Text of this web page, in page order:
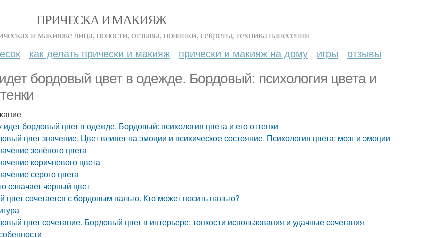
ПРИЧЕСКА И МАКИЯЖ
и макияже лица, новости, отзывы, новинки, секреты, техника нанесения
как делать прически и макияж прически и макияж на дому игры отзывы
бордовый цвет в одежде. Бордовый: психология цвета и
идет бордовый цвет в одежде. Бордовый: психология цвета и его оттенки
цвет значение. Цвет влияет на эмоции и психическое состояние. Психология цвета: мозг и эмоции
зелёного цвета
коричневого цвета
серого цвета
означает чёрный цвет
цвет сочетается с бордовым пальто. Кто может носить пальто?
цвет сочетание. Бордовый цвет в интерьере: тонкости использования и удачные сочетания